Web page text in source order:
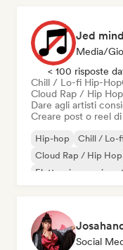
Jed mind
Media/
< 100 risposte
Chill / Lo-fi Hip-Hop
Cloud Rap / Hip Hop
Dare agli artisti
Creare post o reel
Hip-hop Chill / Lo-
Cloud Rap / Hip Hop
Elettronica
Social